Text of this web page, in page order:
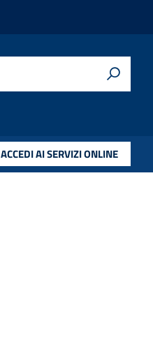
ACCEDI AI SERVIZI ONLINE